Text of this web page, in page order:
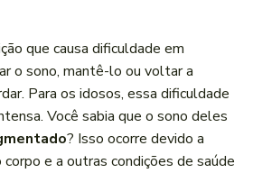
que causa dificuldade em
o sono, mantê-lo ou voltar a
Para os idosos, essa dificuldade
Você sabia que o sono deles
? Isso ocorre devido a
corpo e a outras condições de saúde